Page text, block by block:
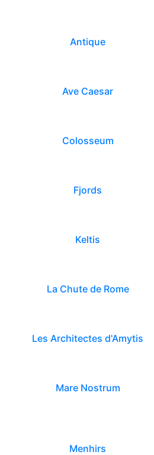
Antique
Ave Caesar
Colosseum
Fjords
Keltis
La Chute de Rome
Les Architectes d'Amytis
Mare Nostrum
Menhirs